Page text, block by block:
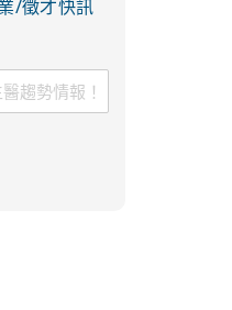
/徵才快訊